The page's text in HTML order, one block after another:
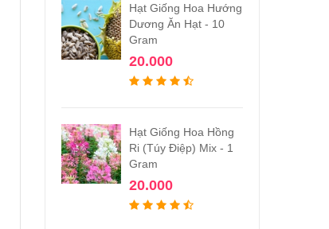
Hạt Giống Hoa Hướng
Dương Ăn Hạt - 10
Gram
20.000
Hạt Giống Hoa Hồng
Ri (Túy Điệp) Mix - 1
Gram
20.000